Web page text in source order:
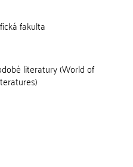
fakulta
literatury (World of